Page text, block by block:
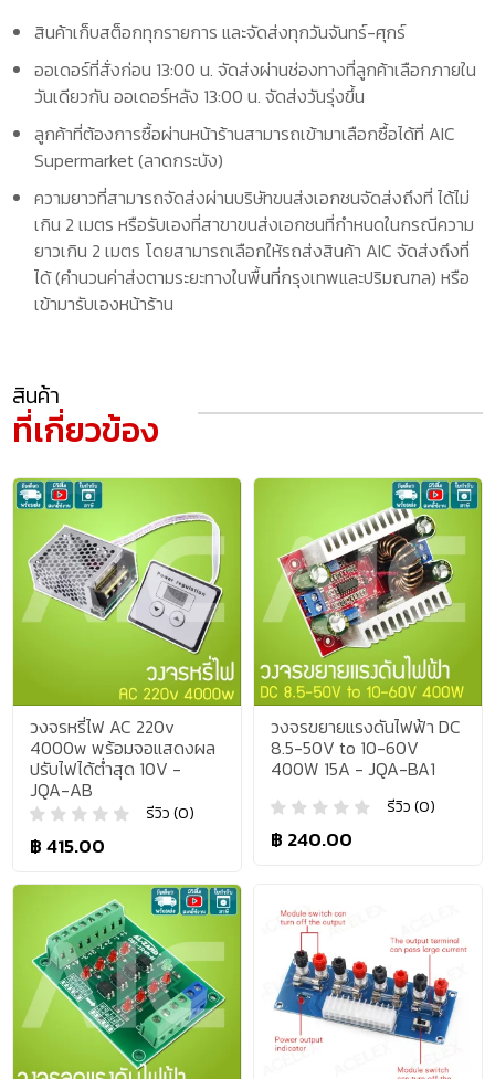
สินค้าเก็บสต็อกทุกรายการ และจัดส่งทุกวันจันทร์-ศุกร์
ออเดอร์ที่สั่งก่อน 13:00 น. จัดส่งผ่านช่องทางที่ลูกค้าเลือกภายใน
วันเดียวกัน ออเดอร์หลัง 13:00 น. จัดส่งวันรุ่งขึ้น
ลูกค้าที่ต้องการซื้อผ่านหน้าร้านสามารถเข้ามาเลือกซื้อได้ที่ AIC
Supermarket (ลาดกระบัง)
ความยาวที่สามารถจัดส่งผ่านบริษัทขนส่งเอกชนจัดส่งถึงที่ ได้ไม่
เกิน 2 เมตร หรือรับเองที่สาขาขนส่งเอกชนที่กำหนดในกรณีความ
ยาวเกิน 2 เมตร โดยสามารถเลือกให้รถส่งสินค้า AIC จัดส่งถึงที่
ได้ (คำนวนค่าส่งตามระยะทางในพื้นที่กรุงเทพและปริมณฑล) หรือ
เข้ามารับเองหน้าร้าน
สินค้า
ที่เกี่ยวข้อง
วงจรหรี่ไฟ AC 220v
4000w พร้อมจอแสดงผล
ปรับไฟได้ต่ำสุด 10V -
JQA-AB
รีวิว (0)
฿ 415.00
วงจรขยายแรงดันไฟฟ้า DC
8.5-50V to 10-60V
400W 15A - JQA-BA1
รีวิว (0)
฿ 240.00